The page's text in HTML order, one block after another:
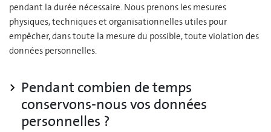
pendant la durée nécessaire. Nous prenons les mesures
physiques, techniques et organisationnelles utiles pour
empêcher, dans toute la mesure du possible, toute violation des
données personnelles.
Pendant combien de temps
conservons-nous vos données
personnelles ?